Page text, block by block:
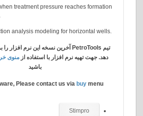
Stop simulation when treatment pressure reaches
Improved production analysis modeling for
تیم PetroTools آخرین نسخه این نرم افزار را برای شما ارائه می
نرم افزار با استفاده از منوی خریدبا ما در تماس
For buy software, Please contact us via